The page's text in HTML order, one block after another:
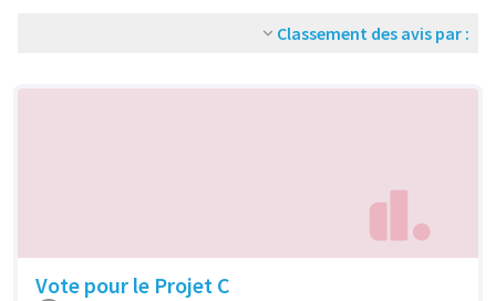
Classement des avis par :
Vote pour le Projet C